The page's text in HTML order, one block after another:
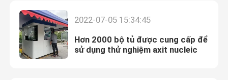
2022-07-05 15:34:45
Hơn 2000 bộ tủ được cung cấp để
sử dụng thử nghiệm axit nucleic